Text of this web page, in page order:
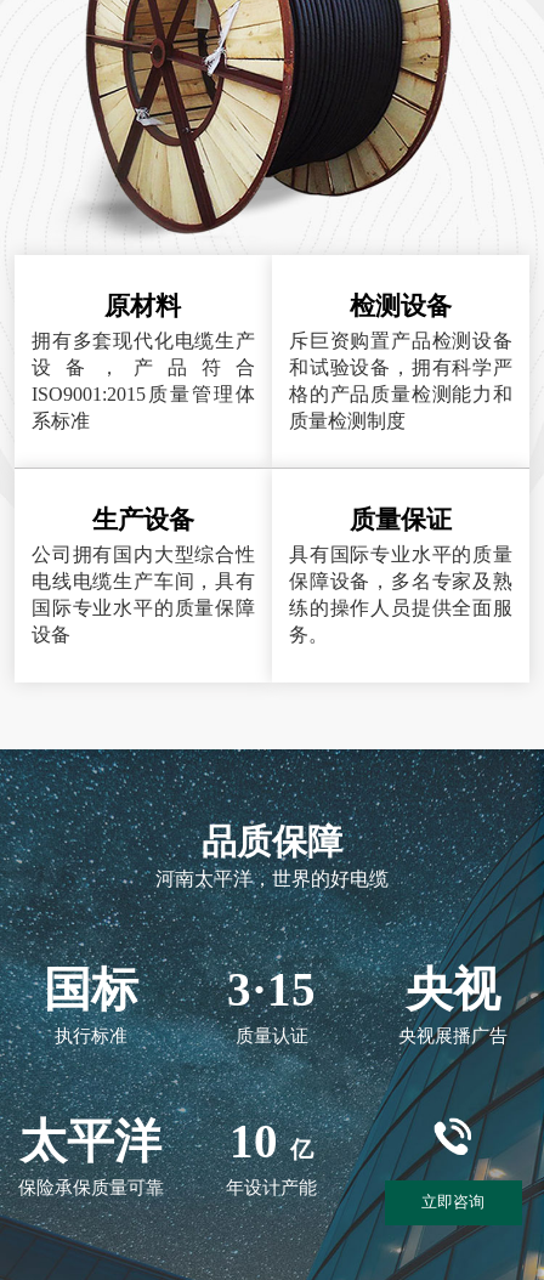
原材料
拥有多套现代化电缆生产
设备，产品符合
ISO9001:2015质量管理体
系标准
检测设备
斥巨资购置产品检测设备
和试验设备，拥有科学严
格的产品质量检测能力和
质量检测制度
生产设备
公司拥有国内大型综合性
电线电缆生产车间，具有
国际专业水平的质量保障
设备
质量保证
具有国际专业水平的质量
保障设备，多名专家及熟
练的操作人员提供全面服
务。
品质保障
河南太平洋，世界的好电缆
国标
执行标准
3·15
质量认证
央视
央视展播广告
太平洋
保险承保质量可靠
10 亿
年设计产能
立即咨询